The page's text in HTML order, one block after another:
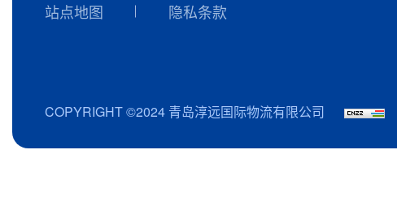
站点地图 隐私条款
COPYRIGHT ©2024 青岛淳远国际物流有限公司